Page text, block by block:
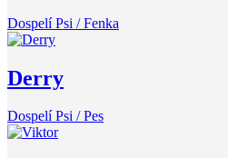
Dospelí Psi / Fenka
Derry
Dospelí Psi / Pes